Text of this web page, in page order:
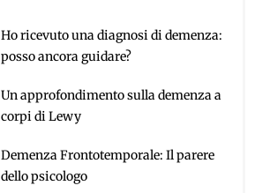
Ho ricevuto una diagnosi di demenza:
posso ancora guidare?
Un approfondimento sulla demenza a
corpi di Lewy
Demenza Frontotemporale: Il parere
dello psicologo